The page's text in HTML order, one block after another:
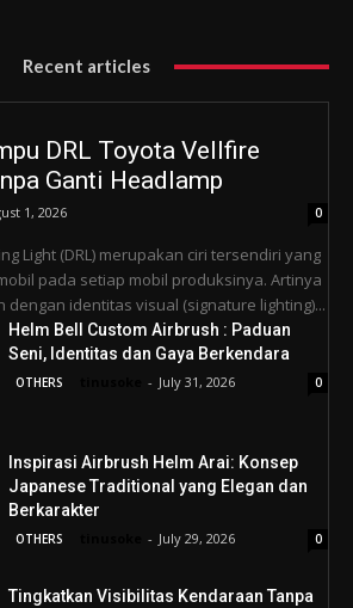
Recent articles
DRL Toyota Vellfire
Ganti Headlamp
1, 2026 0
Light (DRL) merupakan ciri tersendiri yang
pada setiap mobil produksinya. Artinya
identitas visual (signature lighting)...
Helm Bell Custom Airbrush : Paduan
Seni, Identitas dan Gaya Berkendara
OTHERS - July 31, 2026 0
Inspirasi Airbrush Helm Arai: Konsep
Japanese Traditional yang Elegan dan
Berkarakter
OTHERS - July 29, 2026 0
Tingkatkan Visibilitas Kendaraan Tanpa